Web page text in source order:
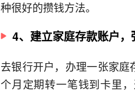
种很好的攒钱方法。
4、建立家庭存款账户
去银行开户，办理一张家
个月定期转一笔钱到卡里